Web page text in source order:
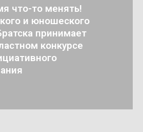
что-то менять!
и юношеского
принимает
конкурсе